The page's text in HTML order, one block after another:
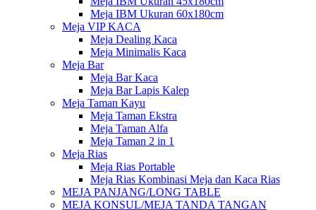
Meja IBM Ukuran 60x180cm
Meja VIP KACA
Meja Dealing Kaca
Meja Minimalis Kaca
Meja Bar
Meja Bar Kaca
Meja Bar Lapis Kalep
Meja Taman Kayu
Meja Taman Ekstra
Meja Taman Alfa
Meja Taman 2 in 1
Meja Rias
Meja Rias Portable
Meja Rias Kombinasi Meja dan Kaca Rias
MEJA PANJANG/LONG TABLE
MEJA KONSUL/MEJA TANDA TANGAN